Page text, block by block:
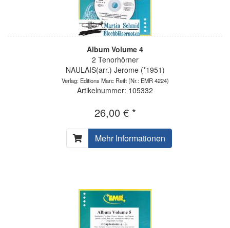
Album Volume 4
2 Tenorhörner
NAULAIS(arr.) Jerome (*1951)
Verlag: Editions Marc Reift(Nr.: EMR 4224)
Artikelnummer: 105332
26,00 € *
Mehr Informationen